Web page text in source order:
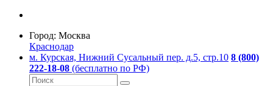
Город: Москва
Краснодар
м. Курская, Нижний Сусальный пер. д.5, стр.10 8 (800)
222-18-08 (бесплатно по РФ)